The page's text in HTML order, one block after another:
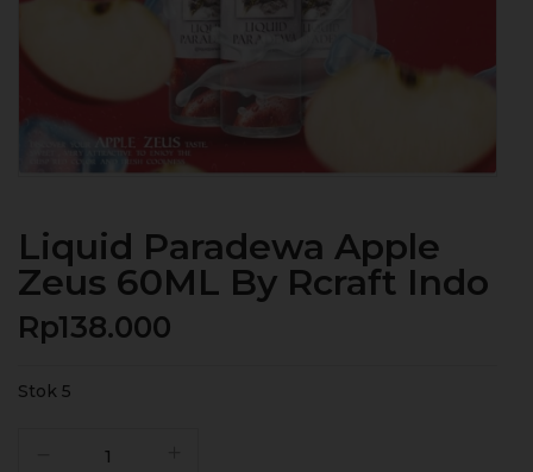
Liquid Paradewa Apple
Zeus 60ML By Rcraft Indo
Rp138.000
Stok 5